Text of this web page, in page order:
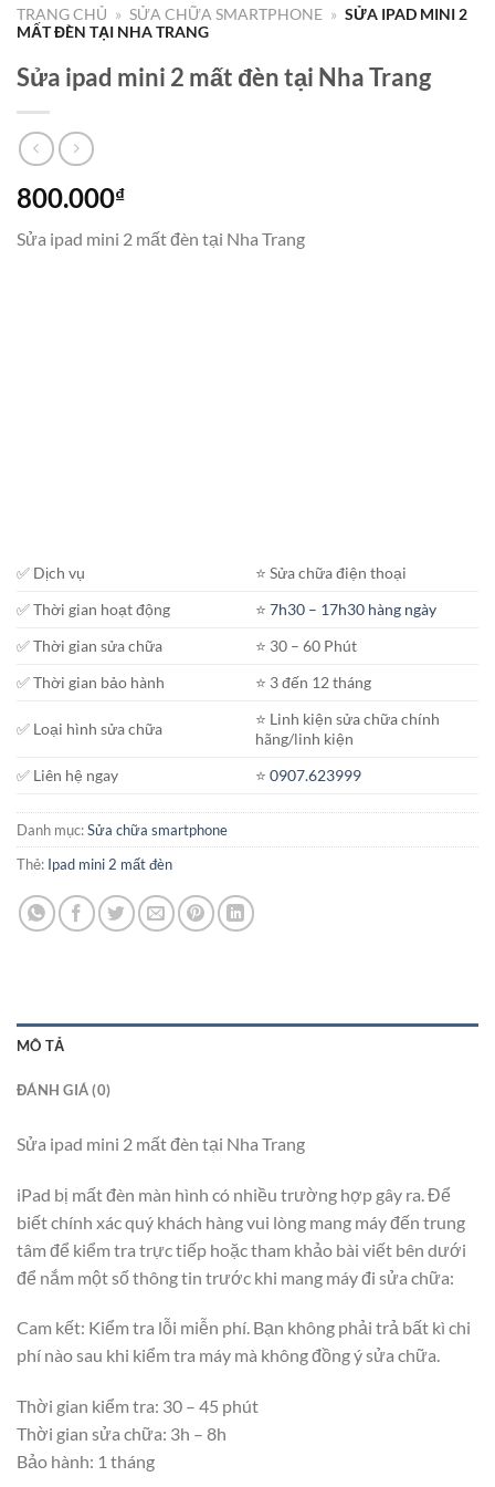
TRANG CHỦ » SỬA CHỮA SMARTPHONE » SỬA IPAD MINI 2
MẤT ĐÈN TẠI NHA TRANG
Sửa ipad mini 2 mất đèn tại Nha Trang
800.000₫
Sửa ipad mini 2 mất đèn tại Nha Trang
✅ Dịch vụ
⭐️ Sửa chữa điện thoại
✅ Thời gian hoạt động
⭐️7h30 – 17h30 hàng ngày
✅ Thời gian sửa chữa
⭐️ 30 – 60 Phút
✅ Thời gian bảo hành
⭐️ 3 đến 12 tháng
✅ Loại hình sửa chữa
⭐️ Linh kiện sửa chữa chính
hãng/linh kiện
✅ Liên hệ ngay
⭐️0907.623999
Danh mục:Sửa chữa smartphone
Thẻ: Ipad mini 2 mất đèn
MÔ TẢ
ĐÁNH GIÁ (0)
Sửa ipad mini 2 mất đèn tại Nha Trang
iPad bị mất đèn màn hình có nhiều trường hợp gây ra. Để
biết chính xác quý khách hàng vui lòng mang máy đến trung
tâm để kiểm tra trực tiếp hoặc tham khảo bài viết bên dưới
để nắm một số thông tin trước khi mang máy đi sửa chữa:
Cam kết: Kiểm tra lỗi miễn phí. Bạn không phải trả bất kì chi
phí nào sau khi kiểm tra máy mà không đồng ý sửa chữa.
Thời gian kiểm tra: 30 – 45 phút
Thời gian sửa chữa: 3h – 8h
Bảo hành: 1 tháng